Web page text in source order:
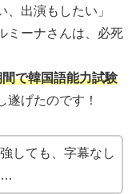
、出演もしたい」
ミーナさんは、必死
で韓国語能力試験
遂げたのです！
しても、字幕なし
…